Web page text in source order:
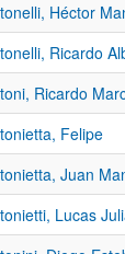
Héctor
Ricardo
Ricardo
Felipe
Juan
Lucas